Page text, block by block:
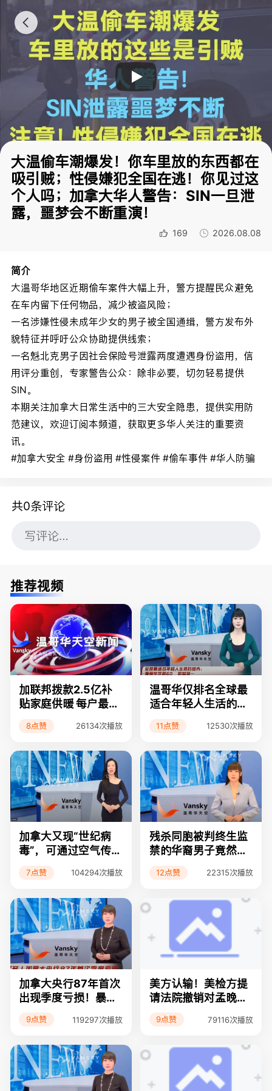
大温偷车潮爆发！你车里放的东西都在
吸引贼；性侵嫌犯全国在逃！你见过这
个人吗；加拿大华人警告：SIN一旦泄
露，噩梦会不断重演！
169 2026.08.08
简介
大温哥华地区近期偷车案件大幅上升，警方提醒民众避免
在车内留下任何物品，减少被盗风险；
一名涉嫌性侵未成年少女的男子被全国通缉，警方发布外
貌特征并呼吁公众协助提供线索；
一名魁北克男子因社会保险号泄露两度遭遇身份盗用，信
用评分重创，专家警告公众：除非必要，切勿轻易提供
SIN。
本期关注加拿大日常生活中的三大安全隐患，提供实用防
范建议，欢迎订阅本频道，获取更多华人关注的重要资
讯。
#加拿大安全 #身份盗用 #性侵案件 #偷车事件 #华人防骗
共0条评论
推荐视频
加联邦拨款2.5亿补
贴家庭供暖 每户最多
可领5千元
8点赞 26134次播放
温哥华仅排名全球最
适合年轻人生活的城
市第60
11点赞 12530次播放
加拿大又现“世纪病
毒”，可通过空气传
播；40年来最高通胀
环境下的黑色星期五
7点赞 104294次播放
残杀同胞被判终生监
禁的华裔男子竟然提
前三年获得假释！；
过分！Canada post
增收的附加费高达2
12点赞 22315次播放
加拿大央行87年首次
出现季度亏损！暴风
雪肆虐大温地区，许
多司机被困至凌晨还
C银行135亿加元现
金收购加拿大汇丰银
行！浪费纳税人的
9点赞 119297次播放
美方认输！美检方提
请法院撤销对孟晚舟
的指控；华人圈内换
汇诈骗大温一经纪44
大温地产局最新报告
披露11月房屋成交量
暴跌，房价还得跌！
9点赞 79116次播放